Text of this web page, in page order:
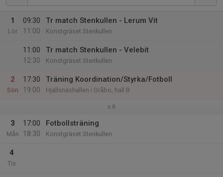
1
Lör
09:30
11:00
Tr match Stenkullen - Lerum Vit
Konstgräset Stenkullen
11:00
12:30
Tr match Stenkullen - Velebit
Konstgräset Stenkullen
2
Sön
17:30
19:00
Träning Koordination/Styrka/Fotboll
Hjällsnäshallen i Gråbo, hall B
v.6
3
Mån
17:00
18:30
Fotbollsträning
Konstgräset Stenkullen
4
Tis